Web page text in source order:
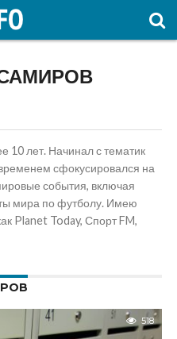
10 лет. Начинал с тематик
сфокусировался на
события, включая
мира по футболу. Имею
Planet Today, Спорт FM,
518